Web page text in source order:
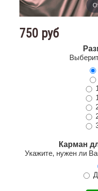
750 руб
Карман
Укажите, нужен ли